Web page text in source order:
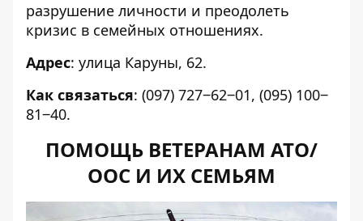
разрушение личности и преодолеть
кризис в семейных отношениях.
Адрес: улица Каруны, 62.
Как связаться: (097) 727‒62‒01, (095) 100‒
81‒40.
ПОМОЩЬ ВЕТЕРАНАМ АТО/
ООС И ИХ СЕМЬЯМ